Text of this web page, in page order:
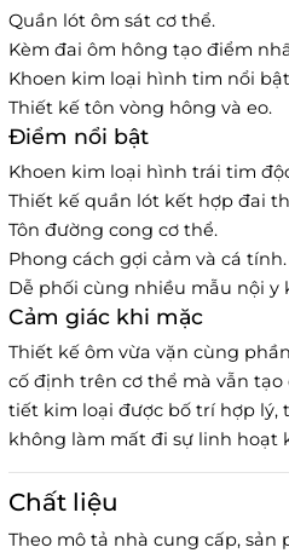
Quần lót ôm sát cơ thể.
Kèm đai ôm hông tạo điểm
Khoen kim loại hình tim nổi
Thiết kế tôn vòng hông và eo.
Điểm nổi bật
Khoen kim loại hình trái tim
Thiết kế quần lót kết hợp đai
Tôn đường cong cơ thể.
Phong cách gợi cảm và cá tính.
Dễ phối cùng nhiều mẫu nội y
Cảm giác khi mặc
Thiết kế ôm vừa vặn cùng
cố định trên cơ thể mà vẫn tạo
tiết kim loại được bố trí hợp lý,
không làm mất đi sự linh hoạt
Chất liệu
Theo mô tả nhà cung cấp,